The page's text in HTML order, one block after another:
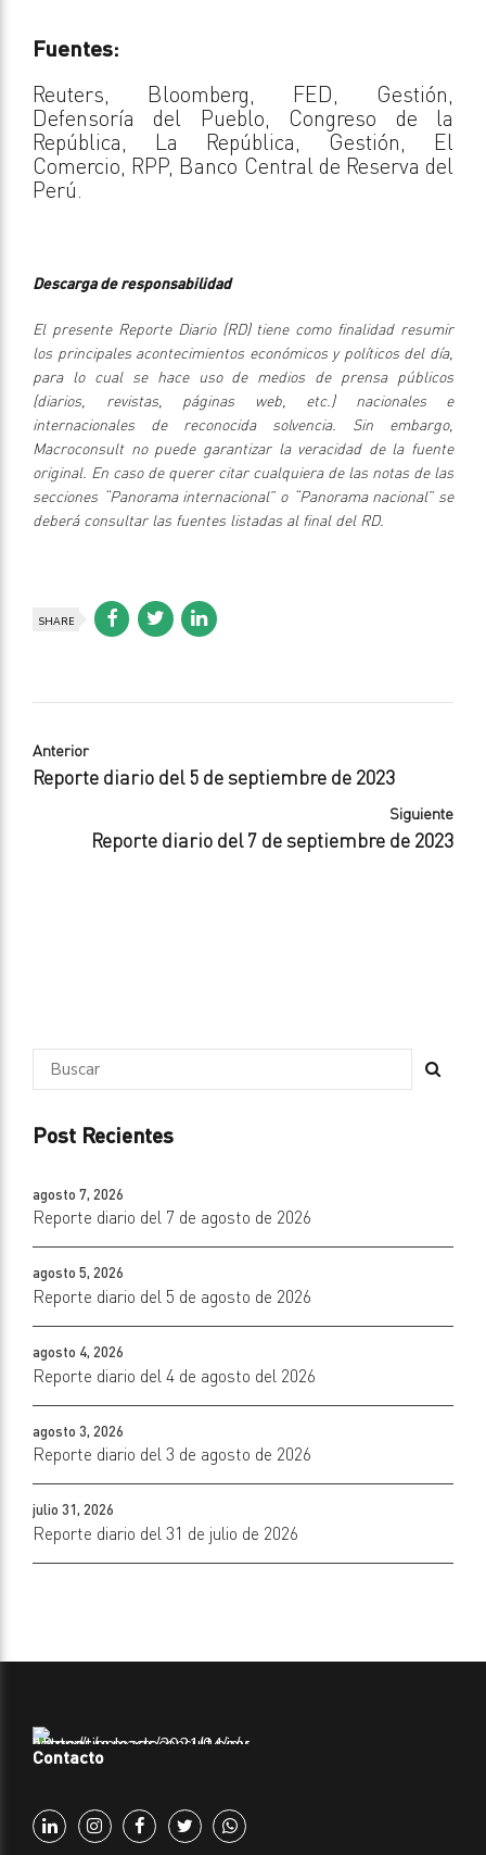
Fuentes:
Reuters, Bloomberg, FED, Gestión,
Defensoría del Pueblo, Congreso de la
República, La República, Gestión, El
Comercio, RPP, Banco Central de Reserva del
Perú.
Descarga de responsabilidad
El presente Reporte Diario (RD) tiene como finalidad resumir
los principales acontecimientos económicos y políticos del día,
para lo cual se hace uso de medios de prensa públicos
(diarios, revistas, páginas web, etc.) nacionales e
internacionales de reconocida solvencia. Sin embargo,
Macroconsult no puede garantizar la veracidad de la fuente
original. En caso de querer citar cualquiera de las notas de las
secciones “Panorama internacional” o “Panorama nacional” se
deberá consultar las fuentes listadas al final del RD.
SHARE
Anterior
Reporte diario del 5 de septiembre de 2023
Siguiente
Reporte diario del 7 de septiembre de 2023
Post Recientes
agosto 7, 2026
Reporte diario del 7 de agosto de 2026
agosto 5, 2026
Reporte diario del 5 de agosto de 2026
agosto 4, 2026
Reporte diario del 4 de agosto del 2026
agosto 3, 2026
Reporte diario del 3 de agosto de 2026
julio 31, 2026
Reporte diario del 31 de julio de 2026
Contacto